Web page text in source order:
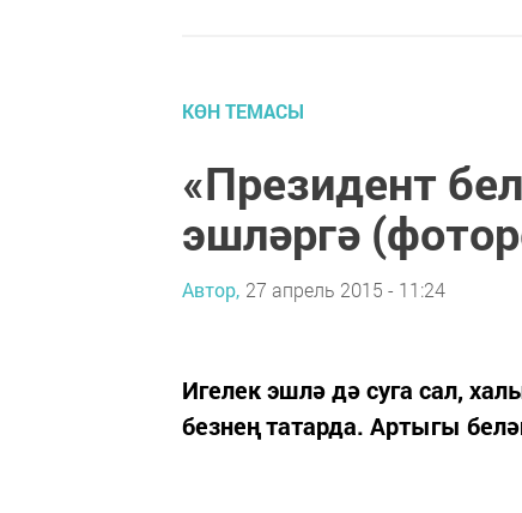
КӨН ТЕМАСЫ
«Президент
эшләргә
Автор, 27 апрель 2015 - 11:24
Игелек эшлә дә суга сал,
безнең татарда. Артыгы